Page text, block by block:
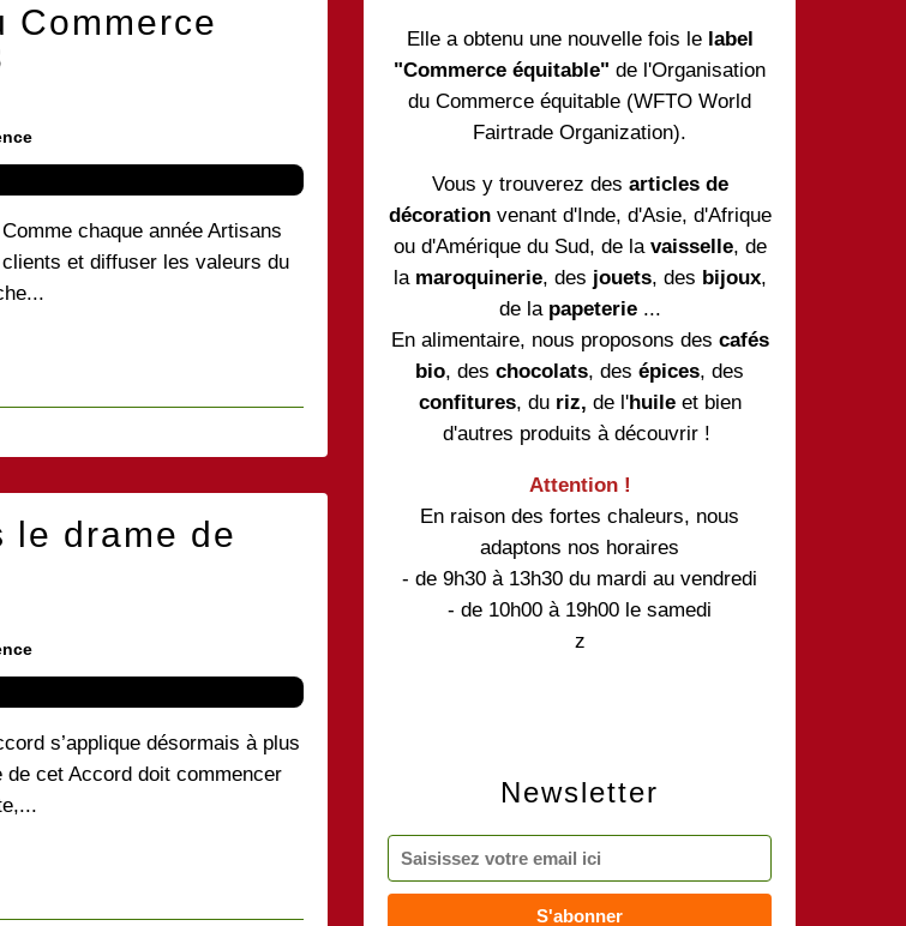
Commerce
chaque année Artisans
et diffuser les valeurs du
le drame de
s’applique désormais à plus
de cet Accord doit commencer
Newsletter
Elle a obtenu une nouvelle fois lelabel
"Commerce équitable" de l'Organisation
du Commerce équitable (WFTO World
Fairtrade Organization).
Vous y trouverez des articles de
décorationvenant d'Inde, d'Asie, d'Afrique
ou d'Amérique du Sud, de la vaisselle, de
la maroquinerie, des jouets, des bijoux,
de la papeterie...
En alimentaire, nous proposons des cafés
bio, des chocolats, des épices, des
confitures, duriz, de l'huileet bien
d'autres produits à découvrir !
Attention !
En raison des fortes chaleurs, nous
adaptons nos horaires
- de 9h30 à 13h30 du mardi au vendredi
- de 10h00 à 19h00 le samedi
z